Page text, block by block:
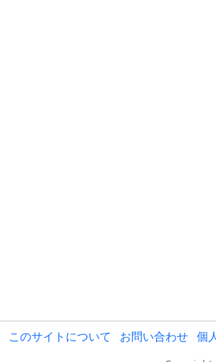
このサイトについて お問い合わせ 個